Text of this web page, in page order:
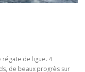
régate de ligue. 4
de beaux progrès sur